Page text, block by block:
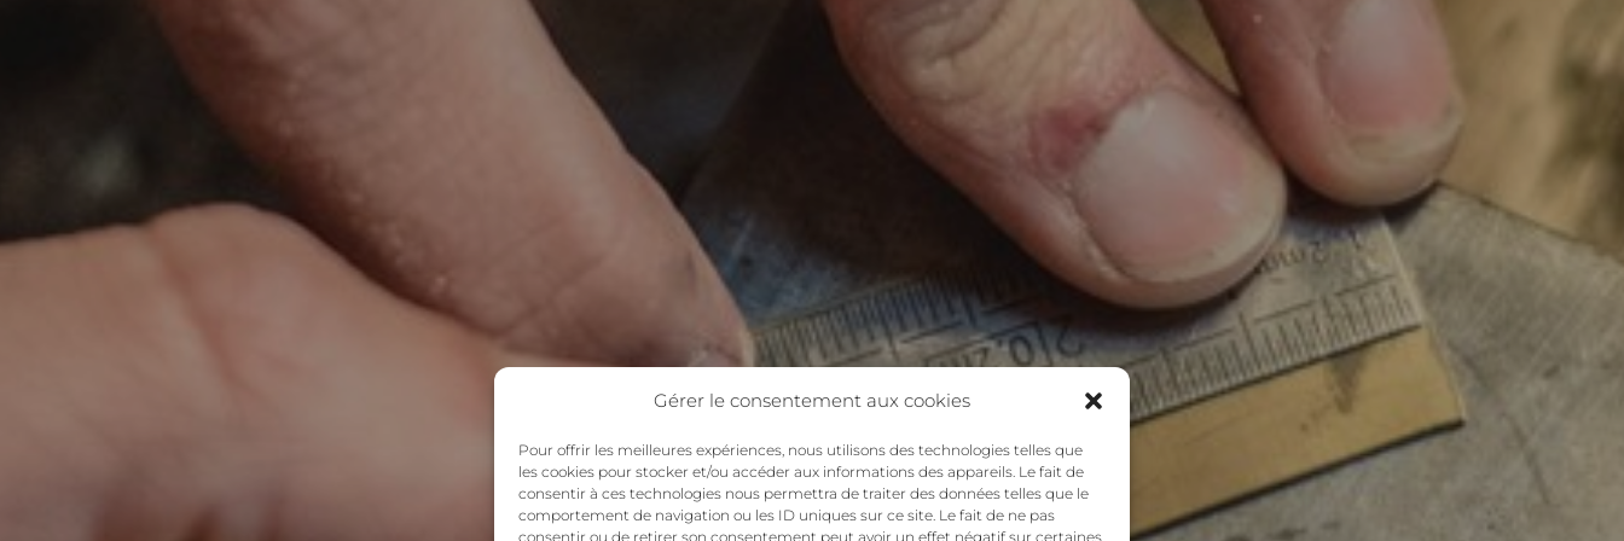
Gérer le consentement aux cookies
Pour offrir les meilleures expériences, nous utilisons des technologies telles que
les cookies pour stocker et/ou accéder aux informations des appareils. Le fait de
consentir à ces technologies nous permettra de traiter des données telles que le
comportement de navigation ou les ID uniques sur ce site. Le fait de ne pas
consentir ou de retirer son consentement peut avoir un effet négatif sur certaines